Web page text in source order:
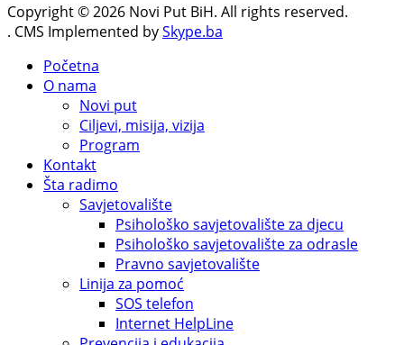
Copyright © 2026 Novi Put BiH. All rights reserved.
. CMS Implemented bySkype.ba
Početna
O nama
Novi put
Ciljevi, misija, vizija
Program
Kontakt
Šta radimo
Savjetovalište
Psihološko savjetovalište za djecu
Psihološko savjetovalište za odrasle
Pravno savjetovalište
Linija za pomoć
SOS telefon
Internet HelpLine